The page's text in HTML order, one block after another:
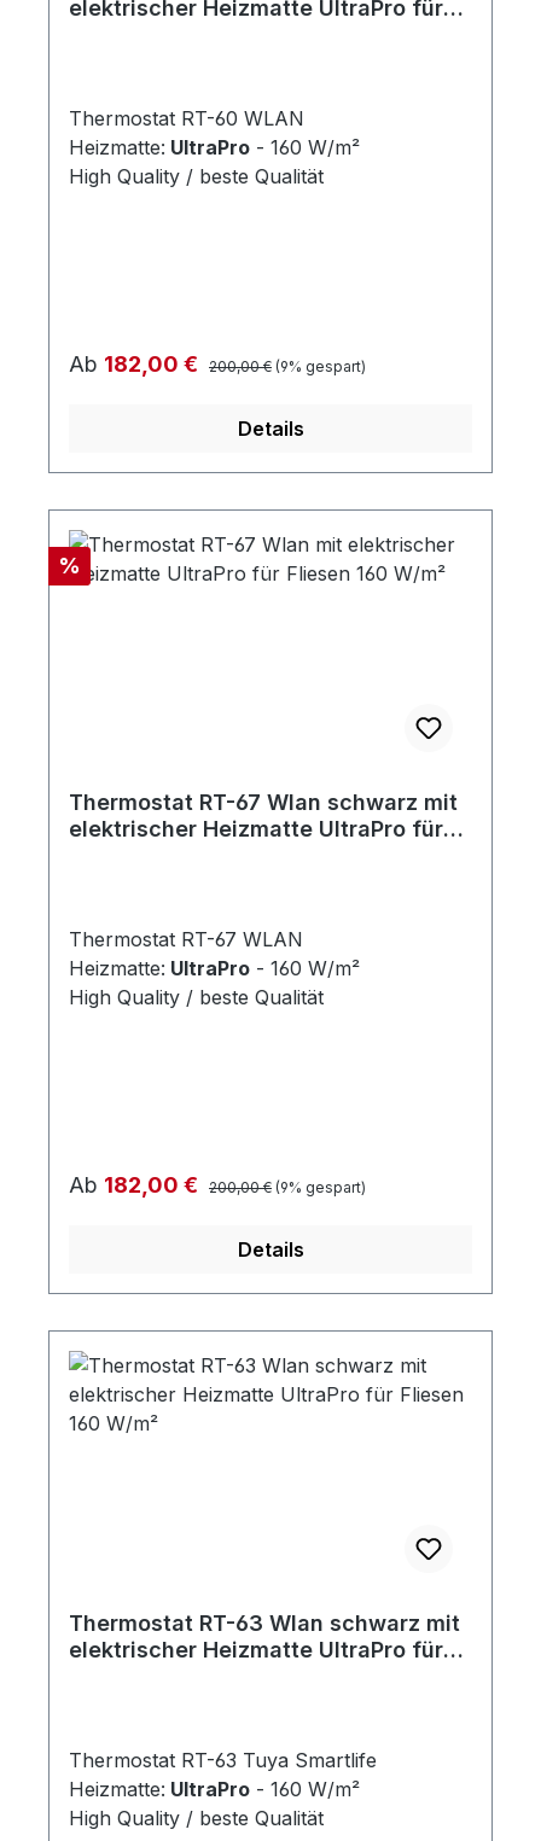
elektrischer Heizmatte UltraPro für
Thermostat RT-60 WLAN
Heizmatte: UltraPro - 160 W/m²
High Quality / beste Qualität
Verkaufspreis:
Ab 182,00 € Regulärer Preis:
200,00 € (9% gespart)
Details
Rabatt
%
Thermostat RT-67 Wlan schwarz mit
elektrischer Heizmatte UltraPro für
Thermostat RT-67 WLAN
Heizmatte: UltraPro - 160 W/m²
High Quality / beste Qualität
Verkaufspreis:
Ab 182,00 € Regulärer Preis:
200,00 € (9% gespart)
Details
Thermostat RT-63 Wlan schwarz mit
elektrischer Heizmatte UltraPro für
Thermostat RT-63 Tuya Smartlife
Heizmatte: UltraPro - 160 W/m²
High Quality / beste Qualität